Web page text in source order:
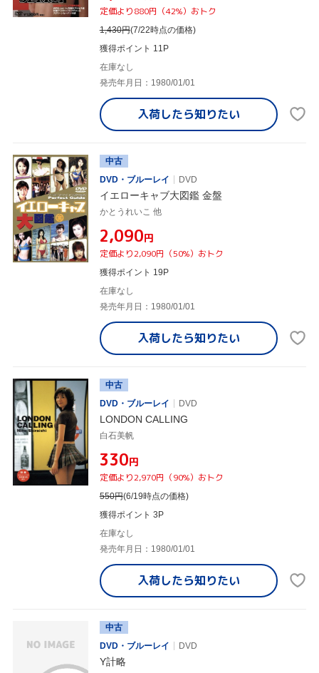
定価より880円（42%）おトク
1,430円(7/22時点の価格)
獲得ポイント 11P
在庫なし
発売年月日：1980/01/01
入荷したら知りたい
中古
DVD・ブルーレイ
DVD
イエローキャブ大図鑑 金盤
かとうれいこ 他
¥2,090円
定価より2,090円（50%）おトク
獲得ポイント 19P
在庫なし
発売年月日：1980/01/01
入荷したら知りたい
中古
DVD・ブルーレイ
DVD
LONDON CALLING
白石美帆
¥330円
定価より2,970円（90%）おトク
550円(6/19時点の価格)
獲得ポイント 3P
在庫なし
発売年月日：1980/01/01
入荷したら知りたい
中古
DVD・ブルーレイ
DVD
Y計略